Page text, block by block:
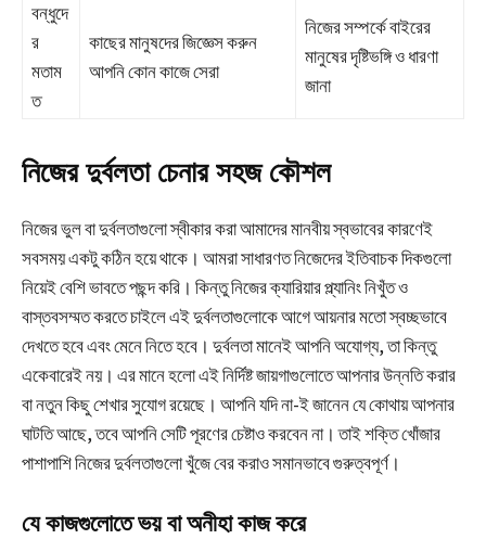
বন্ধুদে
র
মতাম
ত
কাছের মানুষদের জিজ্ঞেস করুন
আপনি কোন কাজে সেরা
নিজের সম্পর্কে বাইরের
মানুষের দৃষ্টিভঙ্গি ও ধারণা
জানা
নিজের দুর্বলতা চেনার সহজ কৌশল
নিজের ভুল বা দুর্বলতাগুলো স্বীকার করা আমাদের মানবীয় স্বভাবের কারণেই
সবসময় একটু কঠিন হয়ে থাকে। আমরা সাধারণত নিজেদের ইতিবাচক দিকগুলো
নিয়েই বেশি ভাবতে পছন্দ করি। কিন্তু নিজের ক্যারিয়ার প্ল্যানিং নিখুঁত ও
বাস্তবসম্মত করতে চাইলে এই দুর্বলতাগুলোকে আগে আয়নার মতো স্বচ্ছভাবে
দেখতে হবে এবং মেনে নিতে হবে। দুর্বলতা মানেই আপনি অযোগ্য, তা কিন্তু
একেবারেই নয়। এর মানে হলো এই নির্দিষ্ট জায়গাগুলোতে আপনার উন্নতি করার
বা নতুন কিছু শেখার সুযোগ রয়েছে। আপনি যদি না-ই জানেন যে কোথায় আপনার
ঘাটতি আছে, তবে আপনি সেটি পূরণের চেষ্টাও করবেন না। তাই শক্তি খোঁজার
পাশাপাশি নিজের দুর্বলতাগুলো খুঁজে বের করাও সমানভাবে গুরুত্বপূর্ণ।
যে কাজগুলোতে ভয় বা অনীহা কাজ করে